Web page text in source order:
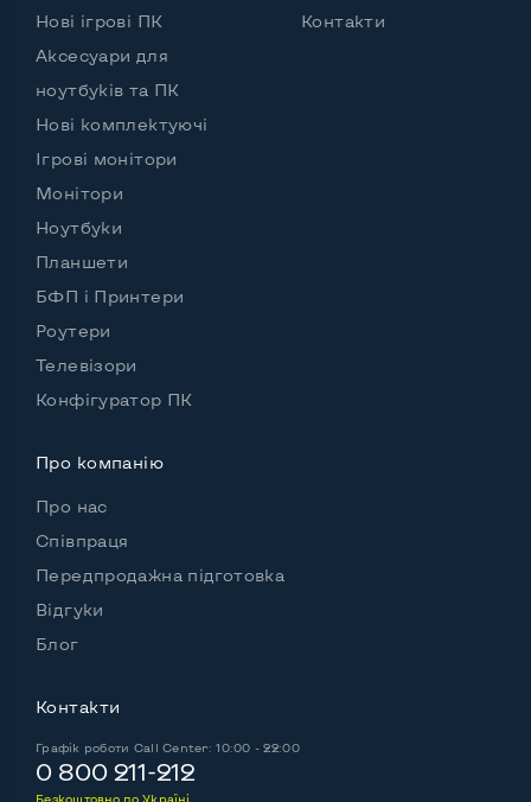
Тип накопичувача
Обʼєм накопичувача
Обʼєм HDD
Кількість слотів М_2
Можливості відеокарти:
Тип відеокарти
Відеопроцесор ноутбука
Зручність користування:
Матеріал корпусу
Підсвітка клавіатури
Українські та російські літери на клавіатурі
Повнорозмірна клавіатура NumberPad
Оптичний привідТак
Операційна система
Нові ігрові ПК
Аксесуари для
ноутбуків та ПК
Нові комплектуючі
Ігрові монітори
Монітори
Ноутбуки
Планшети
БФП і Принтери
Роутери
Телевізори
Конфігуратор ПК
Контакти
Про компанію
Про нас
Співпраця
Передпродажна підготовка
Відгуки
Блог
Контакти
Графік роботи Call Center: 10:00 - 22:00
0 800 211-212
Безкоштовно по Україні